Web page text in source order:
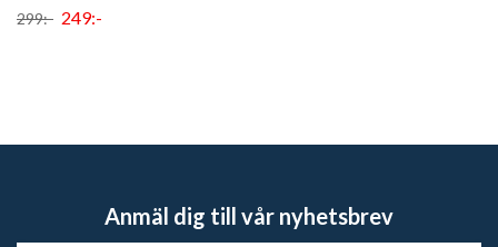
299:- 249:-
Anmäl dig till vår nyhetsbrev